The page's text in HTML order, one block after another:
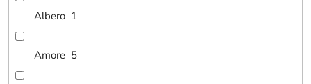
Albero 1
Amore 5